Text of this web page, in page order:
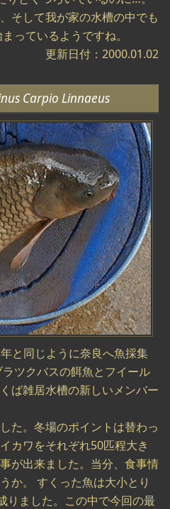
そして我が家の水槽の中でも
っているようですね。
更新日付：2000.01.02
Carpio Linnaeus
と同じように奈良へ魚採集
ツクバスの餌魚とフイール
ば雑居水槽の新しいメンバー
た。冬場のポイントは替わっ
カワをそれぞれ50匹程大き
が出来ました。当分、食事情
か。 すくった魚は大小とり
りました。この中で今回の最